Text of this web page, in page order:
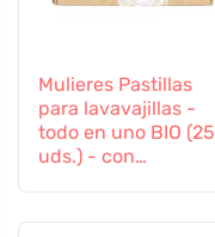
Mulieres Pastillas
para lavavajillas -
todo en uno BIO (25
uds.) - con